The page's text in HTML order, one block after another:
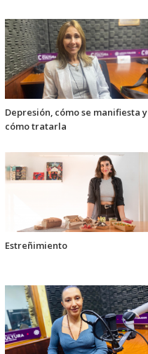
Depresión, cómo se manifiesta y
cómo tratarla
Estreñimiento